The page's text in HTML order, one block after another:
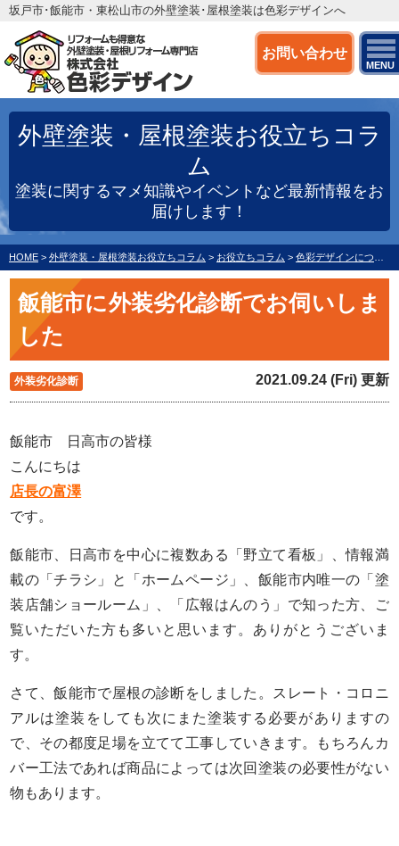
お問い合わせ
MENU
坂戸市･飯能市・東松山市の外壁塗装･屋根塗装は色彩デザインへ
外壁塗装・屋根塗装お役立ちコラ
ム
塗装に関するマメ知識やイベントなど最新情報をお
届けします！
HOME > 外壁塗装・屋根塗装お役立ちコラム > お役立ちコラム > 色彩デザインについて
飯能市に外装劣化診断でお伺いしま
した
外装劣化診断 2021.09.24 (Fri) 更新
飯能市 日高市の皆様
こんにちは
店長の富澤
です。
飯能市、日高市を中心に複数ある「野立て看板」、情報満
載の「チラシ」と「ホームページ」、飯能市内唯一の「塗
装店舗ショールーム」、「広報はんのう」で知った方、ご
覧いただいた方も多いと思います。ありがとうございま
す。
さて、飯能市で屋根の診断をしました。スレート・コロニ
アルは塗装をしても次にまた塗装する必要がありますの
で、その都度足場を立てて工事していきます。もちろんカ
バー工法であれば商品によっては次回塗装の必要性がない
物もあります。